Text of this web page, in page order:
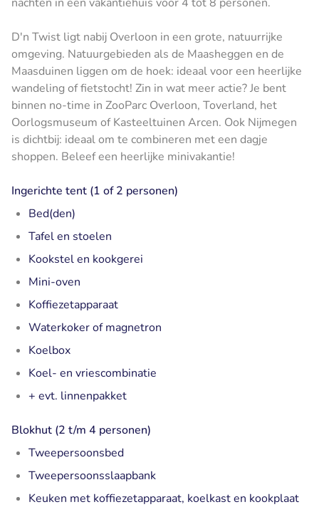
D'n Twist ligt nabij Overloon in een grote, natuurrijke
omgeving. Natuurgebieden als de Maasheggen en de
Maasduinen liggen om de hoek: ideaal voor een heerlijke
wandeling of fietstocht! Zin in wat meer actie? Je bent
binnen no-time in ZooParc Overloon, Toverland, het
Oorlogsmuseum of Kasteeltuinen Arcen. Ook Nijmegen
is dichtbij: ideaal om te combineren met een dagje
shoppen. Beleef een heerlijke minivakantie!
Ingerichte tent (1 of 2 personen)
Bed(den)
Tafel en stoelen
Kookstel en kookgerei
Mini-oven
Koffiezetapparaat
Waterkoker of magnetron
Koelbox
Koel- en vriescombinatie
+ evt. linnenpakket
Blokhut (2 t/m 4 personen)
Tweepersoonsbed
Tweepersoonsslaapbank
Keuken met koffiezetapparaat, koelkast en kookplaat